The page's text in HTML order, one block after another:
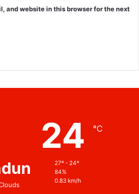
and website in this browser for the next
24 ℃
27º - 24º
84%
0.83 km/h